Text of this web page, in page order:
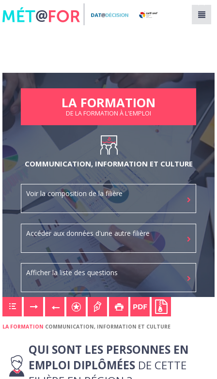
Panneau de gestion des cookies
LA FORMATION
DE LA FORMATION À L'EMPLOI
COMMUNICATION, INFORMATION ET CULTURE
Voir la composition de la filière
Accéder aux données d'une autre filière
Afficher la liste des questions
LA FORMATION COMMUNICATION, INFORMATION ET CULTURE
QUI SONT LES PERSONNES EN
EMPLOI DIPLÔMÉES DE CETTE